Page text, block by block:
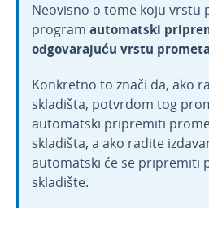
Neovisno o tome koju vrstu
program automatski
odgovarajuću vrstu
Konkretno to znači da, ako
skladišta, potvrdom tog
automatski pripremiti
skladišta, a ako radite
automatski će se pripremiti
skladište.